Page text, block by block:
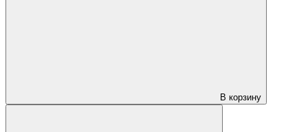
В корзину